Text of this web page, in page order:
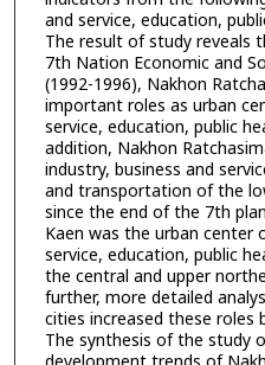
and service, education,
The result of study reveals
7th Nation Economic and
(1992-1996), Nakhon
important roles as urban
service, education, public
addition, Nakhon
industry, business and
and transportation of the
since the end of the 7th
Kaen was the urban center
service, education, public
the central and upper
further, more detailed
cities increased these roles
The synthesis of the study